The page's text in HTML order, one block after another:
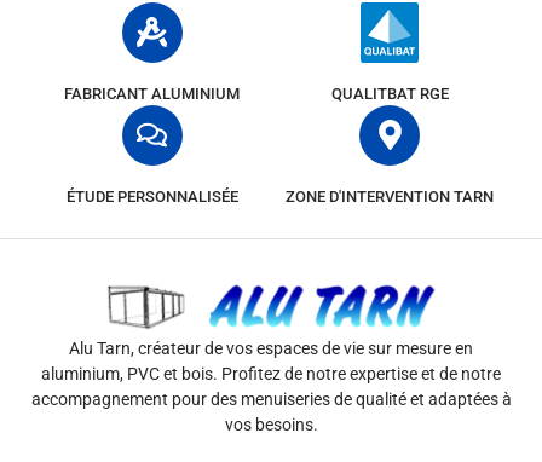
FABRICANT ALUMINIUM QUALITBAT RGE
ÉTUDE PERSONNALISÉE ZONE D'INTERVENTION TARN
Alu Tarn, créateur de vos espaces de vie sur mesure en
aluminium, PVC et bois. Profitez de notre expertise et de notre
accompagnement pour des menuiseries de qualité et adaptées à
vos besoins.